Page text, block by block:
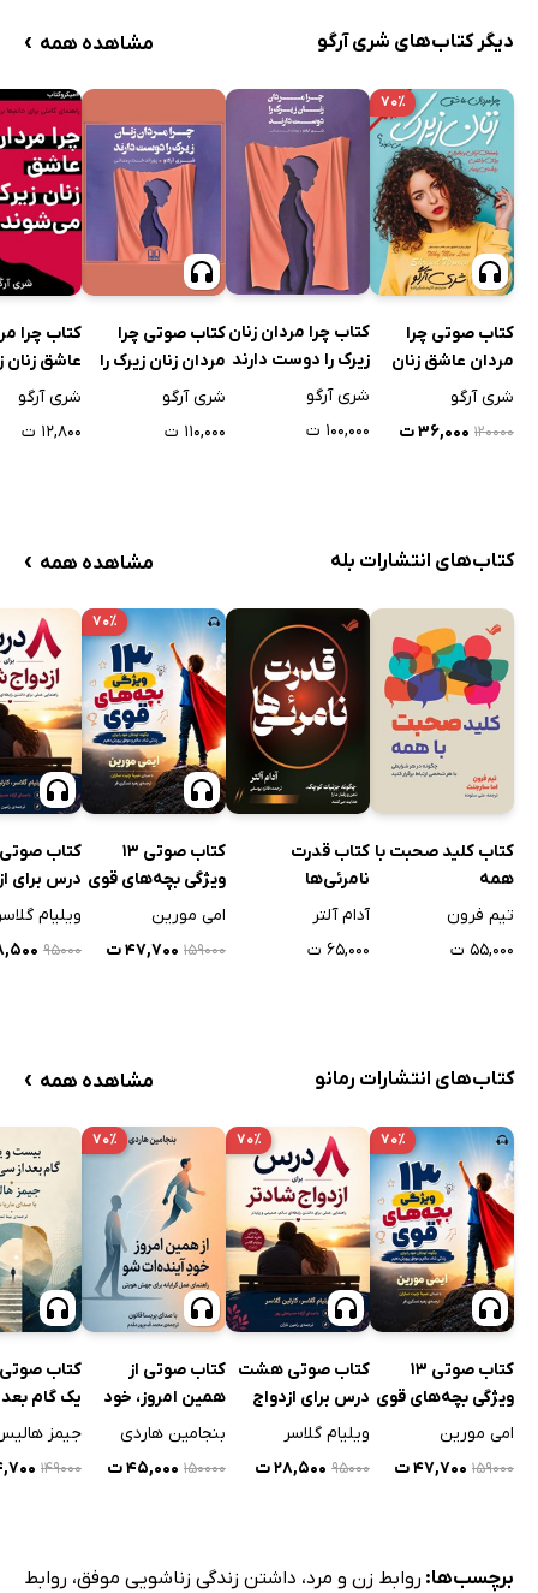
دیگر کتاب‌های شری آرگو مشاهده همه ›
۷۰٪
کتاب صوتی چرا
مردان عاشق زنان
زیرک می‌شوند؟
شری آرگو
۱۲۰۰۰۰ ۳۶,۰۰۰ ت
کتاب چرا مردان زنان
زیرک را دوست دارند
شری آرگو
۱۰۰,۰۰۰ ت
کتاب صوتی چرا
مردان زنان زیرک را
دوست دارند
شری آرگو
۱۱۰,۰۰۰ ت
کتاب چرا
عاشق زنان
می‌شوند؟
شری آرگو
۱۲,۸۰۰ ت
کتاب‌های انتشارات بله مشاهده همه ›
کتاب کلید صحبت با
همه
تیم فرون
۵۵,۰۰۰ ت
کتاب قدرت
نامرئی‌ها
آدام آلتر
۶۵,۰۰۰ ت
۷۰٪
کتاب صوتی 13
ویژگی بچه‌های قوی
امی مورین
۱۵۹۰۰۰ ۴۷,۷۰۰ ت
کتاب
درس برای
شادتر
ویلیام
۹۵۰۰۰
کتاب‌های انتشارات رمانو مشاهده همه ›
۷۰٪
کتاب صوتی 13
ویژگی بچه‌های قوی
امی مورین
۱۵۹۰۰۰ ۴۷,۷۰۰ ت
۷۰٪
کتاب صوتی هشت
درس برای ازدواج
شادتر
ویلیام گلاسر
۹۵۰۰۰ ۲۸,۵۰۰ ت
۷۰٪
کتاب صوتی از
همین امروز، خود
آینده‌ات شو
بنجامین هاردی
۱۵۰۰۰۰ ۴۵,۰۰۰ ت
کتاب
یک گام
سالگی
جیمز
۱۴۹۰۰۰
برچسب‌ها: روابط زن و مرد، داشتن زندگی زناشویی موفق، روابط